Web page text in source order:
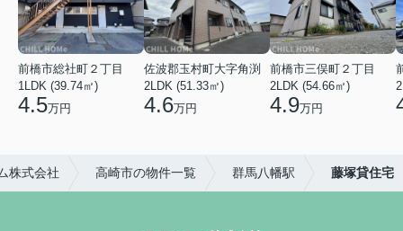
前橋市総社町２丁目
1LDK (39.74㎡)
4.5万円
佐波郡玉村町大字角渕
2LDK (51.33㎡)
4.6万円
前橋市三俣町２丁目
2LDK (54.66㎡)
4.9万円
株式会社 高崎市の物件一覧 群馬八幡駅 藤塚貸住宅